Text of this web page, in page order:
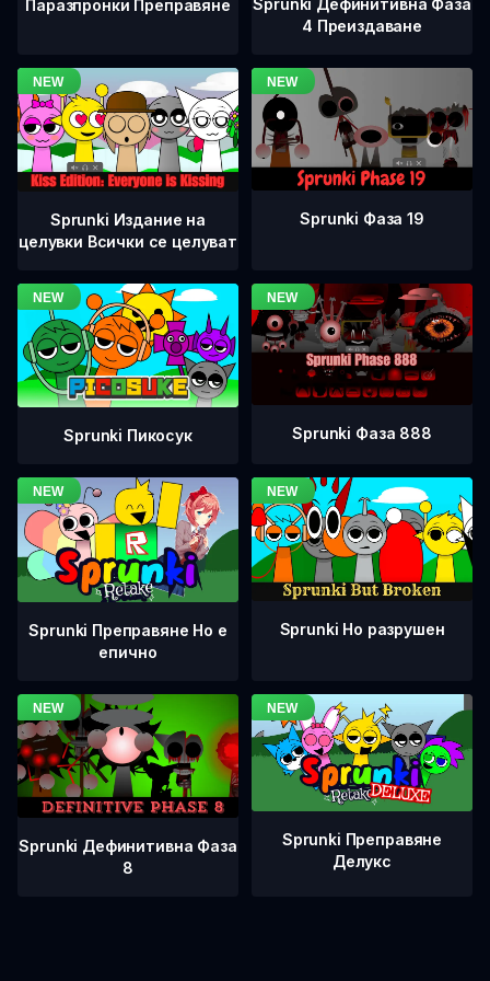
Паразпронки Преправяне
Sprunki Дефинитивна Фаза
4 Преиздаване
Sprunki Издание на
целувки Всички се целуват
Sprunki Фаза 19
Sprunki Пикосук Sprunki Фаза 888
Sprunki Преправяне Но е
епично
Sprunki Но разрушен
Sprunki Дефинитивна Фаза
8
Sprunki Преправяне
Делукс